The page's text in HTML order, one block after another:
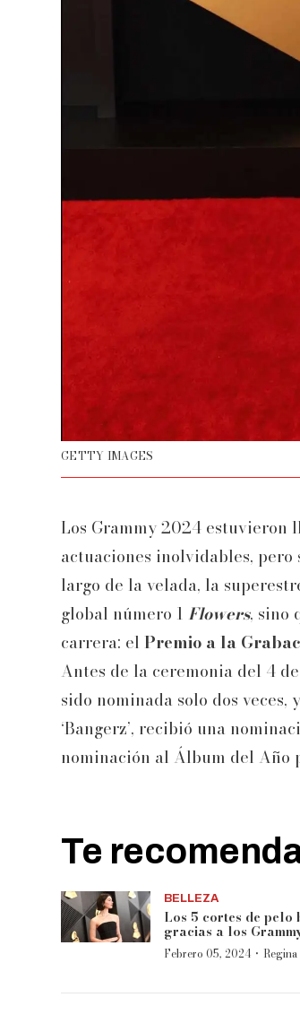
GETTY IMAGES
Los Grammy 2024 estuvieron
actuaciones inolvidables,
largo de la velada, la
global número 1 Flowers, sino
carrera: el Premio a la
Antes de la ceremonia del 4
sido nominada solo dos
‘Bangerz’, recibió una
nominación al Álbum del Año
Te
BELLEZA
Los 5 cortes de pelo
gracias a los
Febrero 05, 2024 ·